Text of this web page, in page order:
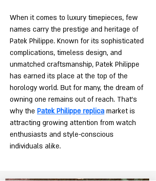
When it comes to luxury timepieces, few
names carry the prestige and heritage of
Patek Philippe. Known for its sophisticated
complications, timeless design, and
unmatched craftsmanship, Patek Philippe
has earned its place at the top of the
horology world. But for many, the dream of
owning one remains out of reach. That’s
why the Patek Philippe replica market is
attracting growing attention from watch
enthusiasts and style-conscious
individuals alike.